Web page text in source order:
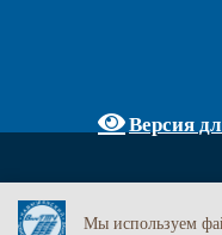
Версия
Мы используем